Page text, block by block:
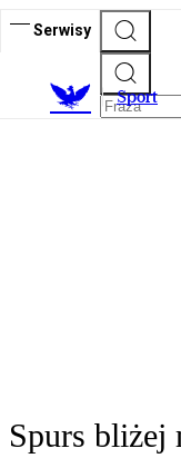
Serwisy
Sport
Spurs bliżej